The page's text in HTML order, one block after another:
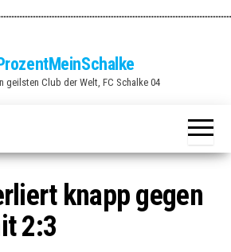
geilsten Club der Welt, FC Schalke 04
knapp gegen
2:3